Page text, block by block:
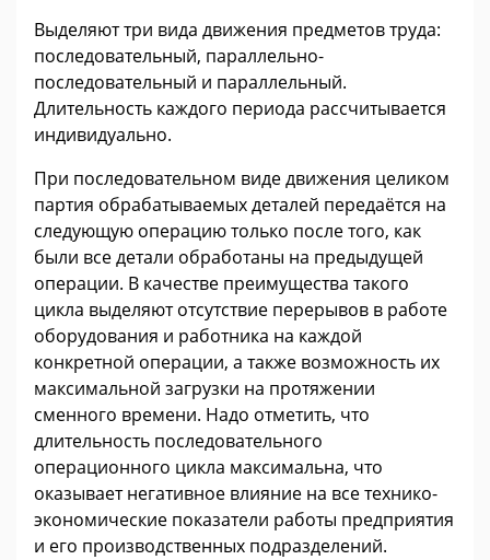
Выделяют три вида движения предметов труда:
последовательный, параллельно-
последовательный и параллельный.
Длительность каждого периода рассчитывается
индивидуально.
При последовательном виде движения целиком
партия обрабатываемых деталей передаётся на
следующую операцию только после того, как
были все детали обработаны на предыдущей
операции. В качестве преимущества такого
цикла выделяют отсутствие перерывов в работе
оборудования и работника на каждой
конкретной операции, а также возможность их
максимальной загрузки на протяжении
сменного времени. Надо отметить, что
длительность последовательного
операционного цикла максимальна, что
оказывает негативное влияние на все технико-
экономические показатели работы предприятия
и его производственных подразделений.